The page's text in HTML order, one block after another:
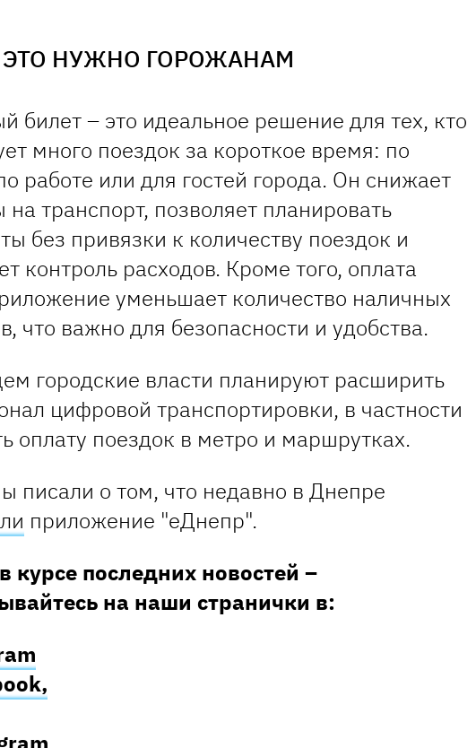
ЭТО НУЖНО ГОРОЖАНАМ
билет – это идеальное решение для тех, кто
много поездок за короткое время: по
работе или для гостей города. Он снижает
на транспорт, позволяет планировать
без привязки к количеству поездок и
контроль расходов. Кроме того, оплата
уменьшает количество наличных
что важно для безопасности и удобства.
городские власти планируют расширить
цифровой транспортировки, в частности
оплату поездок в метро и маршрутках.
писали о том, что недавно в Днепре
приложение "еДнепр".
курсе последних новостей –
на наши странички в: